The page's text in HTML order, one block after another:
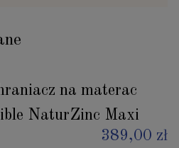
na materac
NaturZinc Maxi
389,00 zł